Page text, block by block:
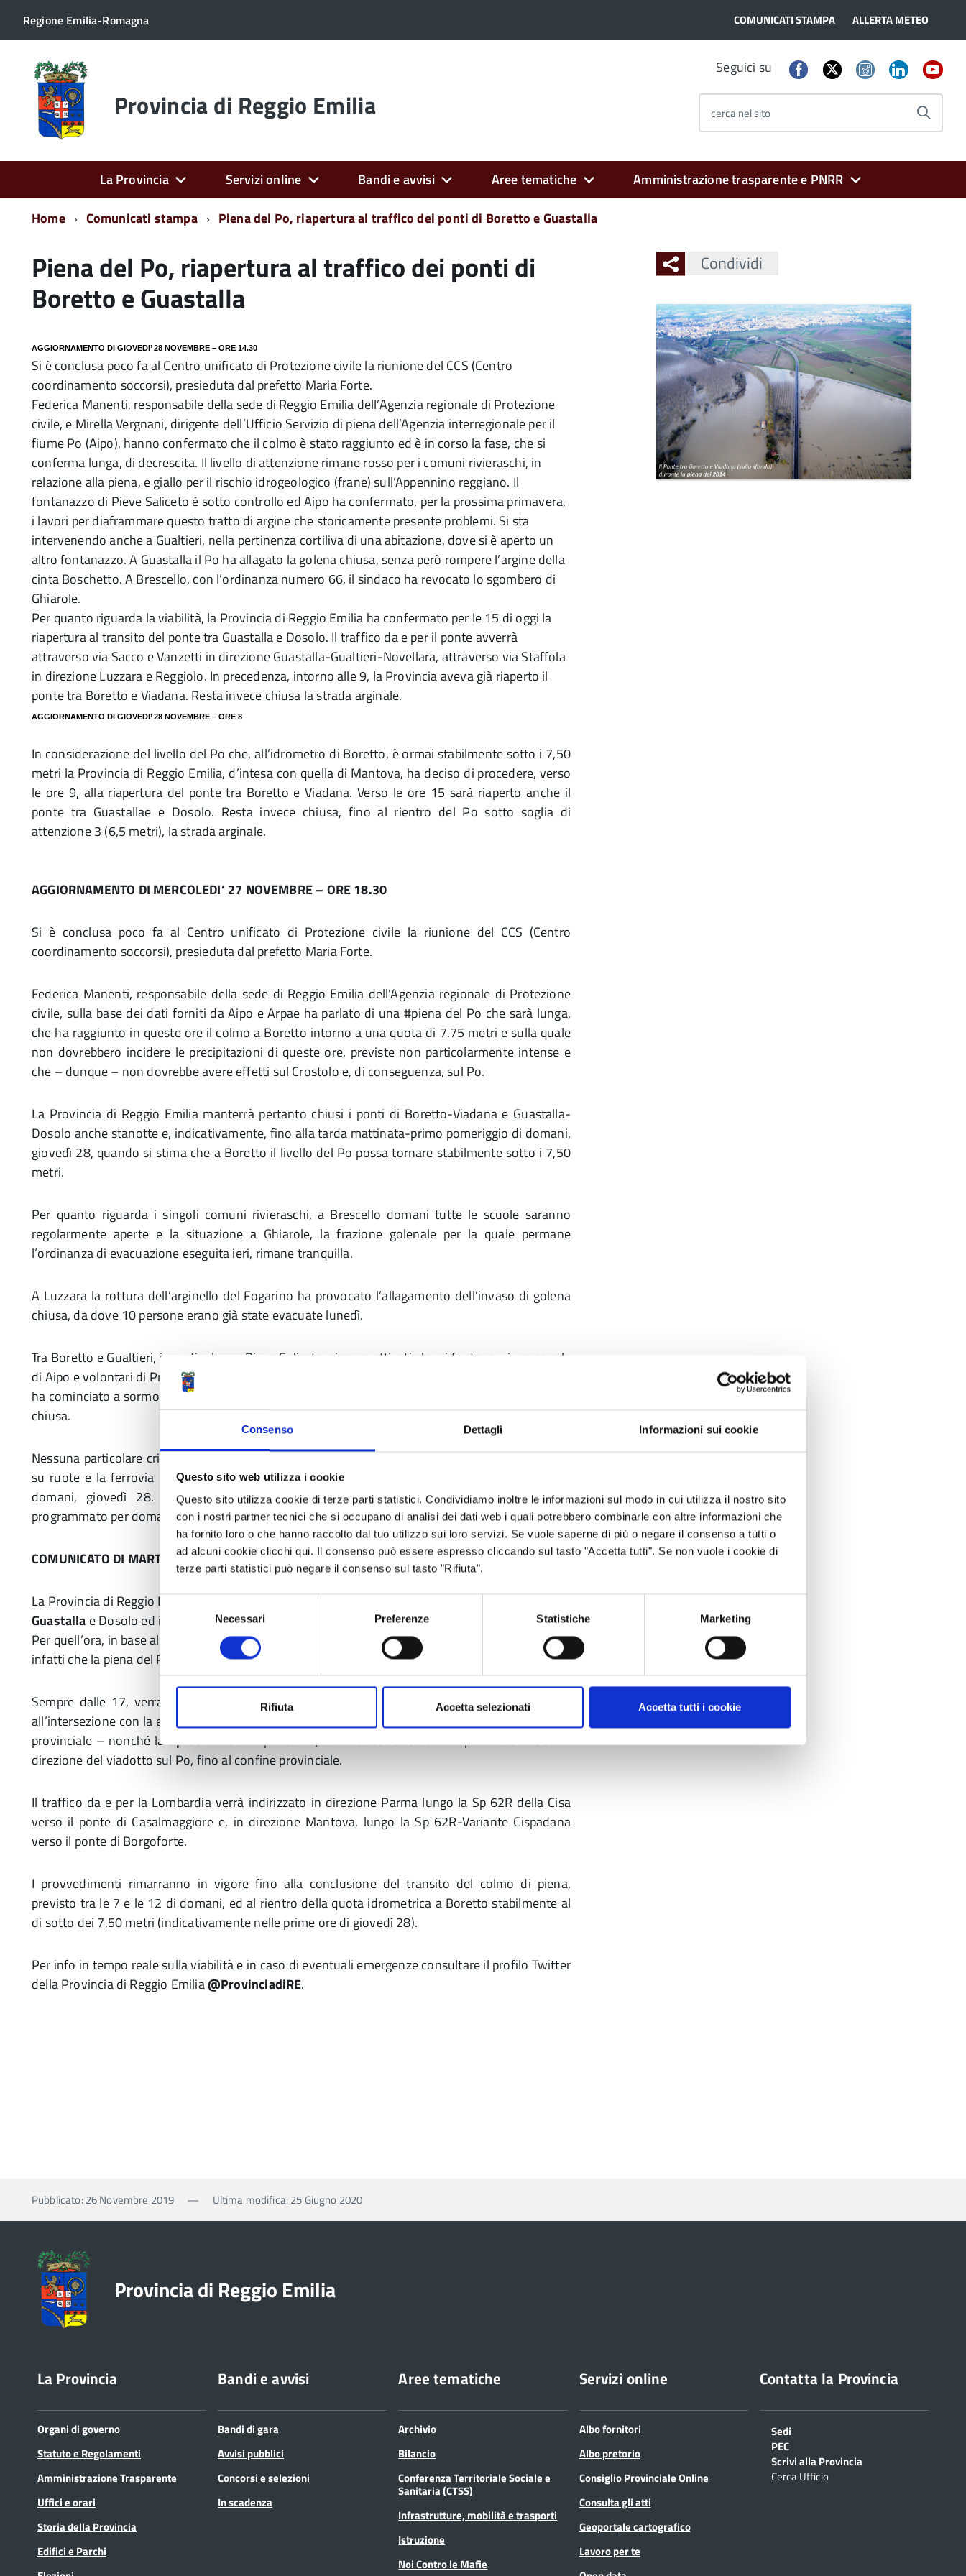
Consenso Dettagli Informazioni sui cookie
Questo sito web utilizza i cookie
Questo sito utilizza cookie di terze parti statistici. Condividiamo inoltre le informazioni sul modo in cui utilizza il nostro sito
con i nostri partner tecnici che si occupano di analisi dei dati web i quali potrebbero combinarle con altre informazioni che
ha fornito loro o che hanno raccolto dal tuo utilizzo sui loro servizi. Se vuole saperne di più o negare il consenso a tutti o
ad alcuni cookie clicchi qui. Il consenso può essere espresso cliccando sul tasto "Accetta tutti". Se non vuole i cookie di
terze parti statistici può negare il consenso sul tasto "Rifiuta".
del
Necessari Preferenze Statistiche Marketing
Rifiuta Accetta selezionati Accetta tutti i cookie
Regione Emilia-Romagna COMUNICATI STAMPA ALLERTA METEO
Torna
alla
home
page Provincia di Reggio Emilia
Seguici su
cerca nel sito
La Provincia Servizi online Bandi e avvisi Aree tematiche
Amministrazione trasparente e PNRR
Home
Comunicati stampa Piena del Po, riapertura al traffico dei ponti di Boretto e Guastalla
Piena del Po, riapertura al traffico dei ponti di
Boretto e Guastalla
AGGIORNAMENTO DI GIOVEDI’ 28 NOVEMBRE – ORE 14.30
Si è conclusa poco fa al Centro unificato di Protezione civile la riunione del CCS (Centro
coordinamento soccorsi), presieduta dal prefetto Maria Forte.
Federica Manenti, responsabile della sede di Reggio Emilia dell’Agenzia regionale di Protezione
civile, e Mirella Vergnani, dirigente dell’Ufficio Servizio di piena dell’Agenzia interregionale per il
fiume Po (Aipo), hanno confermato che il colmo è stato raggiunto ed è in corso la fase, che si
conferma lunga, di decrescita. Il livello di attenzione rimane rosso per i comuni rivieraschi, in
relazione alla piena, e giallo per il rischio idrogeologico (frane) sull’Appennino reggiano. Il
fontanazzo di Pieve Saliceto è sotto controllo ed Aipo ha confermato, per la prossima primavera,
i lavori per diaframmare questo tratto di argine che storicamente presente problemi. Si sta
intervenendo anche a Gualtieri, nella pertinenza cortiliva di una abitazione, dove si è aperto un
altro fontanazzo. A Guastalla il Po ha allagato la golena chiusa, senza però rompere l’argine della
cinta Boschetto. A Brescello, con l’ordinanza numero 66, il sindaco ha revocato lo sgombero di
Ghiarole.
Per quanto riguarda la viabilità, la Provincia di Reggio Emilia ha confermato per le 15 di oggi la
riapertura al transito del ponte tra Guastalla e Dosolo. Il traffico da e per il ponte avverrà
attraverso via Sacco e Vanzetti in direzione Guastalla-Gualtieri-Novellara, attraverso via Staffola
in direzione Luzzara e Reggiolo. In precedenza, intorno alle 9, la Provincia aveva già riaperto il
ponte tra Boretto e Viadana. Resta invece chiusa la strada arginale.
AGGIORNAMENTO DI GIOVEDI’ 28 NOVEMBRE – ORE 8
In considerazione del livello del Po che, all’idrometro di Boretto, è ormai stabilmente sotto i 7,50
metri la Provincia di Reggio Emilia, d’intesa con quella di Mantova, ha deciso di procedere, verso
le ore 9, alla riapertura del ponte tra Boretto e Viadana. Verso le ore 15 sarà riaperto anche il
ponte tra Guastallae e Dosolo. Resta invece chiusa, fino al rientro del Po sotto soglia di
attenzione 3 (6,5 metri), la strada arginale.
AGGIORNAMENTO DI MERCOLEDI’ 27 NOVEMBRE – ORE 18.30
Si è conclusa poco fa al Centro unificato di Protezione civile la riunione del CCS (Centro
coordinamento soccorsi), presieduta dal prefetto Maria Forte.
Federica Manenti, responsabile della sede di Reggio Emilia dell’Agenzia regionale di Protezione
civile, sulla base dei dati forniti da Aipo e Arpae ha parlato di una #piena del Po che sarà lunga,
che ha raggiunto in queste ore il colmo a Boretto intorno a una quota di 7.75 metri e sulla quale
non dovrebbero incidere le precipitazioni di queste ore, previste non particolarmente intense e
che – dunque – non dovrebbe avere effetti sul Crostolo e, di conseguenza, sul Po.
La Provincia di Reggio Emilia manterrà pertanto chiusi i ponti di Boretto-Viadana e Guastalla-
Dosolo anche stanotte e, indicativamente, fino alla tarda mattinata-primo pomeriggio di domani,
giovedì 28, quando si stima che a Boretto il livello del Po possa tornare stabilmente sotto i 7,50
metri.
Per quanto riguarda i singoli comuni rivieraschi, a Brescello domani tutte le scuole saranno
regolarmente aperte e la situazione a Ghiarole, la frazione golenale per la quale permane
l’ordinanza di evacuazione eseguita ieri, rimane tranquilla.
A Luzzara la rottura dell’arginello del Fogarino ha provocato l’allagamento dell’invaso di golena
chiusa, da dove 10 persone erano già state evacuate lunedì.
Tra Boretto e Gualtieri, in particolare a Pieve Saliceto, si sono attivati alcuni fontanazzi, personale
di Aipo e volontari di Protezione civile sono al lavoro per innalzare le coronelle. A Gualtieri l’acqua
ha cominciato a sormontare alcuni tratti degli argini, comunque tutti compresi nell’area di golena
chiusa.
Nessuna particolare criticità a Guastalla dove restano aperte le scuole, rimane attivo il trasporto
su ruote e la ferrovia nel tratto Parma-Suzzara, ma è stato annullato il mercato contadino di
domani, giovedì 28. Annullato anche il mercato settimanale di Boretto, che era pure
programmato per domani.
COMUNICATO DI MARTEDI’ 26 NOVEMBRE
La Provincia di Reggio Emilia informa che dalle 17 di oggi, martedì 26 novembre, il ponte tra
Guastalla e Dosolo ed il ponte traBoretto chiusi al traffico
per tutti i mezzi.
Per quell’ora, in base alle stime di Aipo e dell’Agenzia regionale di protezione civile, si prevede
infatti che la piena del Po si avvicini, all’idrometro di Boretto, al livello di 7,5 metri.
Sempre dalle 17, verranno chiuse al transito la
Asse di Val D’Enza – dalla rotatoria
all’intersezione con la ex Sp 62R (via Argine Cisa) in direzione del viadotto sul Po, fino al confine
provinciale – nonché laSp 35Guastalla-ponte Po, dall’intersezione con la Sp 62R della Cisa in
direzione del viadotto sul Po, fino al confine provinciale.
Il traffico da e per la Lombardia verrà indirizzato in direzione Parma lungo la Sp 62R della Cisa
verso il ponte di Casalmaggiore e, in direzione Mantova, lungo la Sp 62R-Variante Cispadana
verso il ponte di Borgoforte.
I provvedimenti rimarranno in vigore fino alla conclusione del transito del colmo di piena,
previsto tra le 7 e le 12 di domani, ed al rientro della quota idrometrica a Boretto stabilmente al
di sotto dei 7,50 metri (indicativamente nelle prime ore di giovedì 28).
Per info in tempo reale sulla viabilità e in caso di eventuali emergenze consultare il profilo Twitter
della Provincia di Reggio Emilia@ProvinciadiRE.
Condividi
Ingrandisci
l'immagine
Pubblicato: 26 Novembre 2019 — Ultima modifica: 25 Giugno 2020
Provincia di Reggio Emilia
La Provincia
Organi di governo
Statuto e Regolamenti
Amministrazione Trasparente
Uffici e orari
Storia della Provincia
Edifici e Parchi
Bandi e avvisi
Bandi di gara
Avvisi pubblici
Concorsi e selezioni
In scadenza
Aree tematiche
Archivio
Bilancio
Conferenza Territoriale Sociale e
Sanitaria (CTSS)
Infrastrutture, mobilità e trasporti
Istruzione
Noi Contro le Mafie
Servizi online
Albo fornitori
Albo pretorio
Consiglio Provinciale Online
Consulta gli atti
Geoportale cartografico
Lavoro per te
Contatta la Provincia
Sedi
PEC
Scrivi alla Provincia
Cerca Ufficio